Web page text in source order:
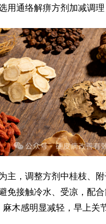
用通络解痹方剂加减调
主，调整方剂中桂枝、
免接触冷水、受凉，配
木感明显减轻，早上关